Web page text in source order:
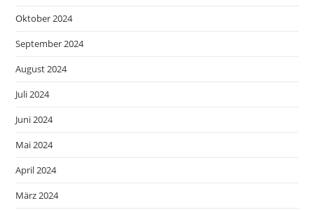
Oktober 2024
September 2024
August 2024
Juli 2024
Juni 2024
Mai 2024
April 2024
März 2024